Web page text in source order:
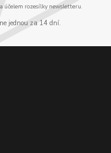
účelem rozesílky newsletteru.
jednou za 14 dní.